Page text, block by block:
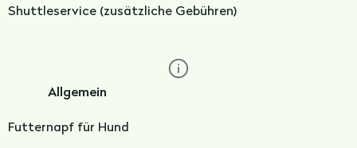
Shuttleservice (zusätzliche Gebühren)
Allgemein
Futternapf für Hund